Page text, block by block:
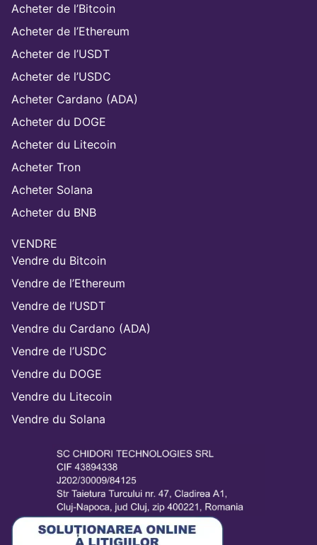
Acheter de l’Bitcoin
Acheter de l’Ethereum
Acheter de l’USDT
Acheter de l’USDC
Acheter Cardano (ADA)
Acheter du DOGE
Acheter du Litecoin
Acheter Tron
Acheter Solana
Acheter du BNB
VENDRE
Vendre du Bitcoin
Vendre de l’Ethereum
Vendre de l’USDT
Vendre du Cardano (ADA)
Vendre de l’USDC
Vendre du DOGE
Vendre du Litecoin
Vendre du Solana